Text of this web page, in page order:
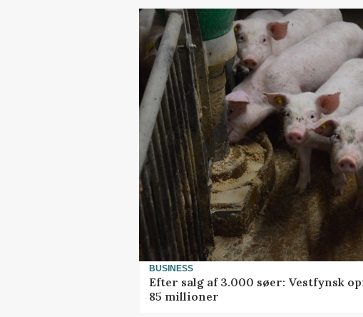
BUSINESS
Efter salg af 3.000 søer: Vestfynsk
85 millioner